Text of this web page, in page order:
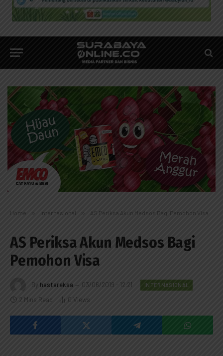
Home » Internasional » AS Periksa Akun Medsos Bagi Pemohon Visa
AS Periksa Akun Medsos Bagi
Pemohon Visa
By hastareksa 03/06/2019 - 12:21 INTERNASIONAL
2 Mins Read 0 Views